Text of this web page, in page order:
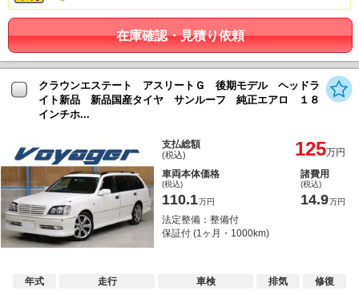
在庫確認・見積り依頼
クラウンエステート アスリートＧ 後期モデル ヘッドラ
イト新品 新品国産タイヤ サンルーフ 純正エアロ １８
インチホ...
支払総額
(税込) 125万円
車両本体価格
(税込)
110.1万円
諸費用
(税込)
14.9万円
法定整備：整備付
保証付 (1ヶ月・1000km)
年式
走行
車検
排気
修復